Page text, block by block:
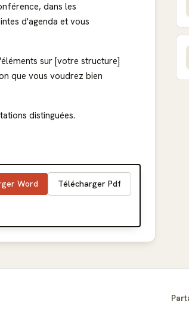
dans les
d'agenda et vous
sur [votre structure]
que vous voudrez bien
distinguées.
Word Télécharger Pdf